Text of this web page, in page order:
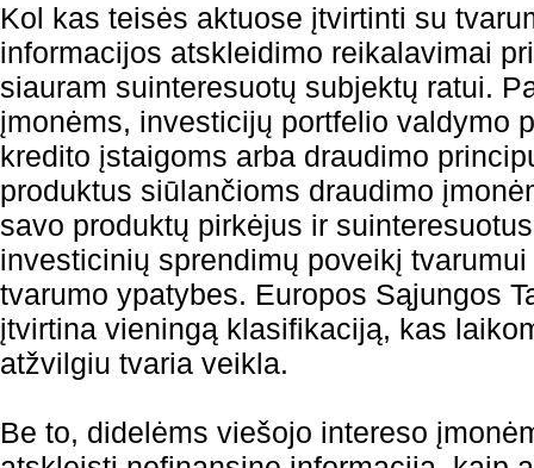
Kol kas teisės aktuose įtvirtinti su
informacijos atskleidimo reikalavimai
siauram suinteresuotų subjektų ratui.
įmonėms, investicijų portfelio valdymo
kredito įstaigoms arba draudimo
produktus siūlančioms draudimo
savo produktų pirkėjus ir
investicinių sprendimų poveikį
tvarumo ypatybes. Europos Sąjungos
įtvirtina vieningą klasifikaciją, kas
atžvilgiu tvaria veikla.
Be to, didelėms viešojo intereso